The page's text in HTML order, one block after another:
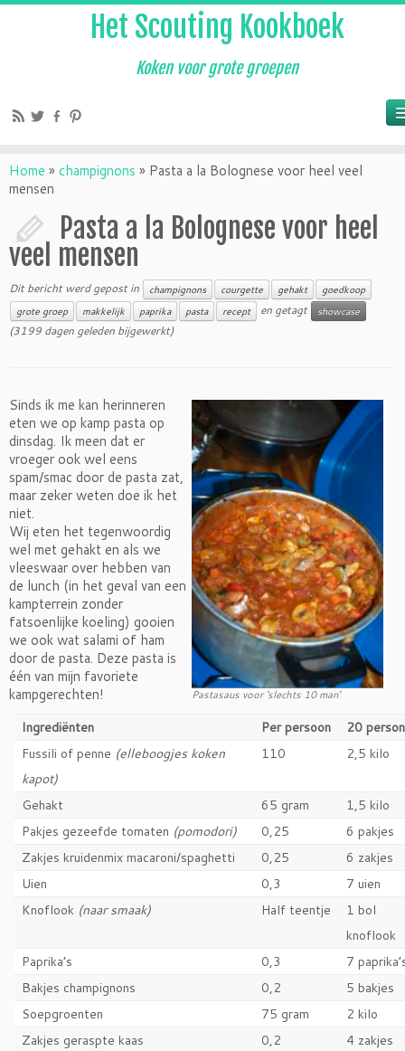
Het Scouting Kookboek
Koken voor grote groepen
Home » champignons » Pasta a la Bolognese voor heel veel
mensen
Pasta a la Bolognese voor heel
veel mensen
Dit bericht werd gepost in champignons courgette gehakt
goedkoop
grote groep
makkelijk paprika pasta recept en getagt showcase
(3199 dagen geleden bijgewerkt)
Pastasaus voor ‘slechts 10 man’
Sinds ik me kan herinneren
eten we op kamp pasta op
dinsdag. Ik meen dat er
vroeger ook wel eens
spam/smac door de pasta zat,
maar zeker weten doe ik het
niet.
Wij eten het tegenwoordig
wel met gehakt en als we
vleeswaar over hebben van
de lunch (in het geval van een
kampterrein zonder
fatsoenlijke koeling) gooien
we ook wat salami of ham
door de pasta. Deze pasta is
één van mijn favoriete
kampgerechten!
Ingrediënten Per persoon
20
Fussili of penne (elleboogjes koken
kapot)
110 2,5 kilo
Gehakt 65 gram
1,5 kilo
Pakjes gezeefde tomaten (pomodori) 0,25
6 pakjes
Zakjes kruidenmix macaroni/spaghetti
0,25
6 zakjes
Uien
0,3
7 uien
Knoflook (naar smaak) Half teentje
1 bol
knoflook
Paprika’s
0,3
7
Bakjes champignons
0,2
5 bakjes
Soepgroenten
75 gram
2 kilo
Zakjes geraspte kaas
0,2
4 zakjes